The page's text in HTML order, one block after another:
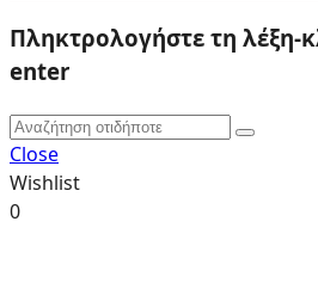
Πληκτρολογήστε τη λέξη-
enter
Close
Wishlist
0